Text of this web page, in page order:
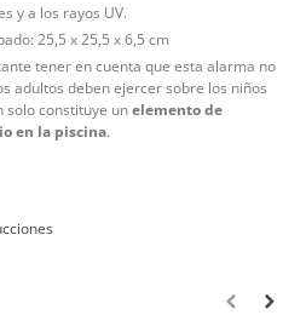
y a los rayos UV.
25,5 x 25,5 x 6,5 cm
tener en cuenta que esta alarma no
adultos deben ejercer sobre los niños
solo constituye unelemento de
en la piscina.